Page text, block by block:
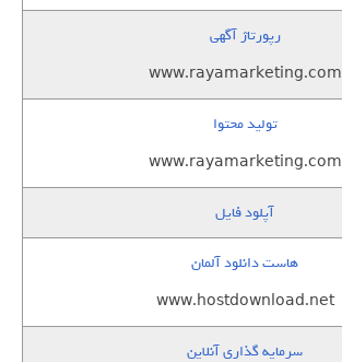
رپورتاژ آگهی
www.rayamarketing.com
تولید محتوا
www.rayamarketing.com
آپلود فایل
هاست دانلود آلمان
www.hostdownload.net
سرمایه گذاری آنلاین